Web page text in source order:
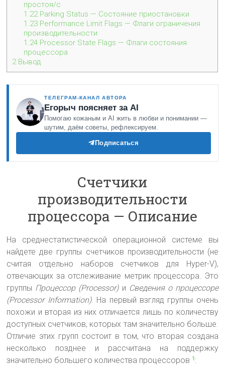
простоя/с
1.22Parking Status — Состояние приостановки
1.23 Performance Limit Flags — Флаги ограничения
производительности
1.24 Processor State Flags — Флаги состояния
процессора
2Вывод
ТЕЛЕГРАМ-КАНАЛ АВТОРА
Егорыч поясняет за AI
Помогаю кожаным и AI жить в любви и понимании —
шутим, даём советы, рефлексируем.
Подписаться
Счетчики
производительности
процессора — Описание
На среднестатистической операционной системе вы
найдете две группы счетчиков производительности (не
считая отдельно наборов счетчиков для Hyper-V),
отвечающих за отслеживание метрик процессора. Это
группы Процессор (Processor)и Сведения о процессоре
(Processor Information). На первый взгляд группы очень
похожи и вторая из них отличается лишь по количеству
доступных счетчиков, которых там значительно больше.
Отличие этих групп состоит в том, что вторая создана
несколько позднее и рассчитана на поддержку
значительно большего количества процессоров 1 :